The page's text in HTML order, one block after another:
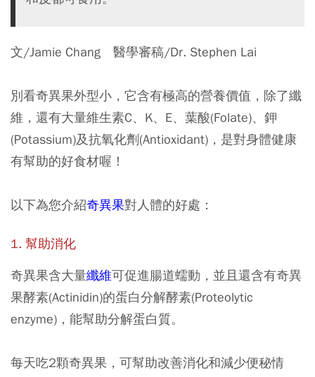
文/Jamie Chang 醫學審稿/Dr. Stephen Lai
別看奇異果外型小，它含有極高的營養價值，除了纖
維，還有大量維生素C、K、E、葉酸(Folate)、鉀
(Potassium)及抗氧化劑(Antioxidant)，是對身體健康
有幫助的好食材喔！
以下為您介紹奇異果對人體的好處：
1. 幫助消化
奇異果含大量纖維可促進腸道蠕動，並且還含有奇異
果酵素(Actinidin)的蛋白分解酵素(Proteolytic
enzyme)，能幫助分解蛋白質。
每天吃2顆奇異果，可幫助改善消化和減少便秘情